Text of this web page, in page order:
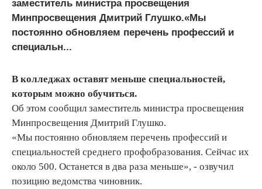
заместитель министра просвещения
Минпросвещения Дмитрий Глушко.«Мы
постоянно обновляем перечень профессий и
специальн...
В колледжах оставят меньше специальностей,
которым можно обучиться.
Об этом сообщил заместитель министра просвещения
Минпросвещения Дмитрий Глушко.
«Мы постоянно обновляем перечень профессий и
специальностей среднего профобразования. Сейчас их
около 500. Останется в два раза меньше», - озвучил
позицию ведомства чиновник.